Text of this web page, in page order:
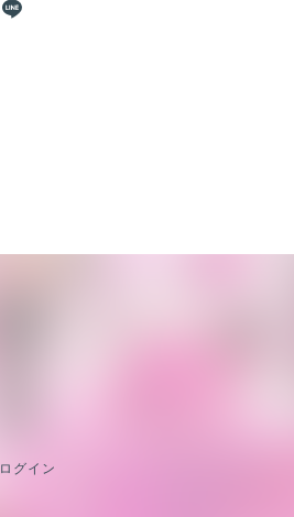
ログイン